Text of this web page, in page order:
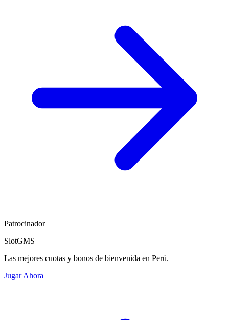
Patrocinador
SlotGMS
Las mejores cuotas y bonos de bienvenida en Perú.
Jugar Ahora